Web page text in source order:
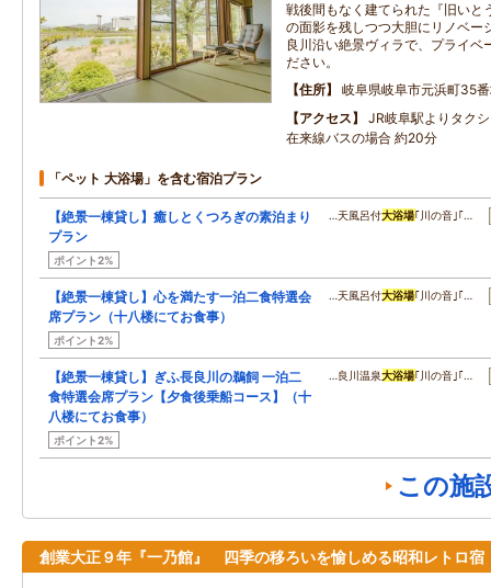
戦後間もなく建てられた『旧いと
の面影を残しつつ大胆にリノベー
良川沿い絶景ヴィラで、プライベ
ださい。
住所
岐阜県岐阜市元浜町35
アクセス
JR岐阜駅よりタク
在来線バスの場合 約20分
「ペット 大浴場」を含む宿泊プラン
【絶景一棟貸し】癒しとくつろぎの素泊まり
プラン
ポイント2%
…天風呂付大浴場｢川の音｣｢…
【絶景一棟貸し】心を満たす一泊二食特選会
席プラン（十八楼にてお食事）
ポイント2%
…天風呂付大浴場｢川の音｣｢…
【絶景一棟貸し】ぎふ長良川の鵜飼 一泊二
食特選会席プラン【夕食後乗船コース】（十
八楼にてお食事）
ポイント2%
…良川温泉大浴場｢川の音｣｢…
この施
創業大正９年『一乃館』 四季の移ろいを愉しめる昭和レトロ宿